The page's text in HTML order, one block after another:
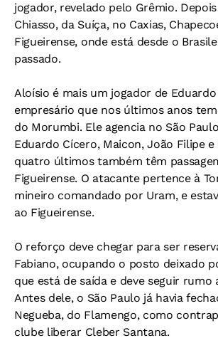
jogador, revelado pelo Grêmio.
Chiasso, da Suíça, no Caxias,
Figueirense, onde está desde o
passado.
Aloísio é mais um jogador de
empresário que nos últimos anos
do Morumbi. Ele agencia no São
Eduardo Cícero, Maicon, João Filipe
quatro últimos também têm
Figueirense. O atacante pertence à
mineiro comandado por Uram, e
ao Figueirense.
O reforço deve chegar para ser
Fabiano, ocupando o posto deixado
que está de saída e deve seguir rumo
Antes dele, o São Paulo já havia
Negueba, do Flamengo, como
clube liberar Cleber Santana.